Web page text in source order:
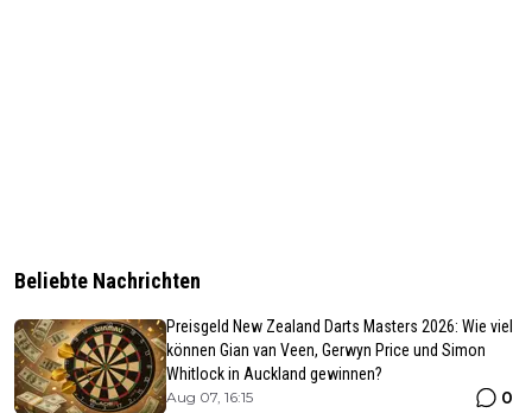
Beliebte Nachrichten
Preisgeld New Zealand Darts Masters 2026: Wie viel
können Gian van Veen, Gerwyn Price und Simon
Whitlock in Auckland gewinnen?
Aug 07, 16:15 0